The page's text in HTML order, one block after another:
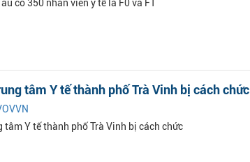
có 350 nhân viên y tế là F0 và F1
tâm Y tế thành phố Trà Vinh bị cách chức
tâm Y tế thành phố Trà Vinh bị cách chức